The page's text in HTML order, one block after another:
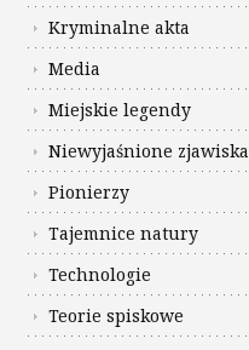
Kryminalne akta
Media
Miejskie legendy
Niewyjaśnione zjawiska
Pionierzy
Tajemnice natury
Technologie
Teorie spiskowe